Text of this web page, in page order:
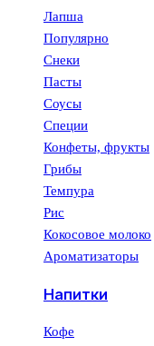
Лапша
Популярно
Снеки
Пасты
Соусы
Специи
Конфеты, фрукты
Грибы
Темпура
Рис
Кокосовое молоко
Ароматизаторы
Напитки
Кофе